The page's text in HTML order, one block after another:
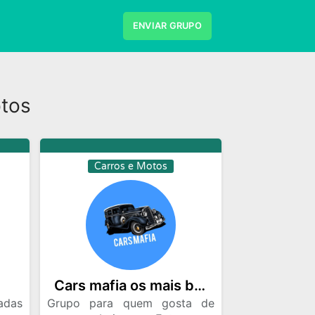
ENVIAR GRUPO
e Series
de Emprego Viagem Videos
Carros e Motos
Cars mafia os mais baixo🇧🇷
Grupo para quem gosta de